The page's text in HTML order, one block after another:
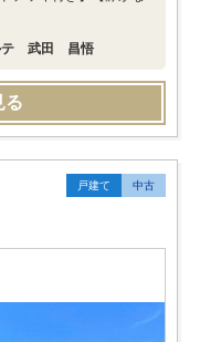
テ 武田 昌悟
る
戸建て 中古